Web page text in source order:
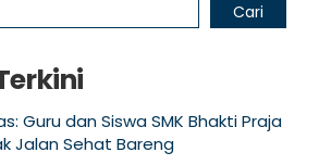
Cari
Guru dan Siswa SMK Bhakti Praja
Jalan Sehat Bareng